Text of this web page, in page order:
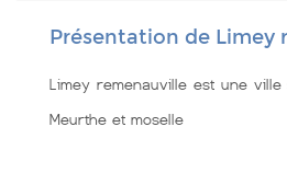
Présentation de Limey
Limey remenauville est une
Meurthe et moselle